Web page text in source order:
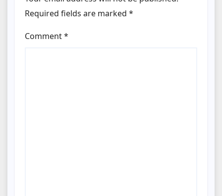
Required fields are marked *
Comment*